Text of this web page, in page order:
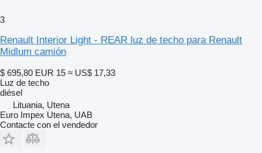
3
Renault Interior Light - REAR luz de techo para Renault
Midlum camión
$ 695,80 EUR 15 ≈ US$ 17,33
Luz de techo
diésel
Lituania, Utena
Euro Impex Utena, UAB
Contacte con el vendedor